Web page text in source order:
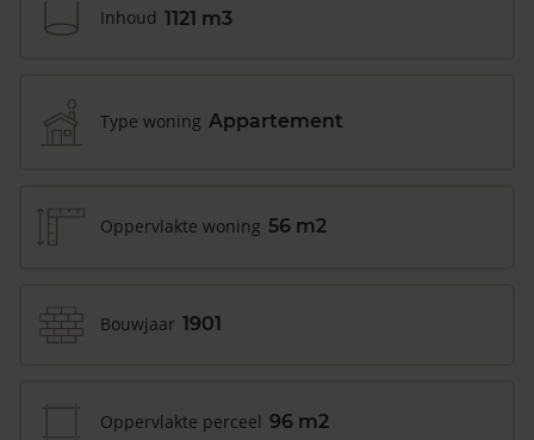
Inhoud 1121 m3
Type woning Appartement
Oppervlakte woning 56 m2
Bouwjaar 1901
Oppervlakte perceel 96 m2